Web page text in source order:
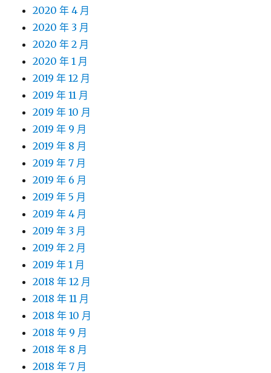
2020 年 4 月
2020 年 3 月
2020 年 2 月
2020 年 1 月
2019 年 12 月
2019 年 11 月
2019 年 10 月
2019 年 9 月
2019 年 8 月
2019 年 7 月
2019 年 6 月
2019 年 5 月
2019 年 4 月
2019 年 3 月
2019 年 2 月
2019 年 1 月
2018 年 12 月
2018 年 11 月
2018 年 10 月
2018 年 9 月
2018 年 8 月
2018 年 7 月